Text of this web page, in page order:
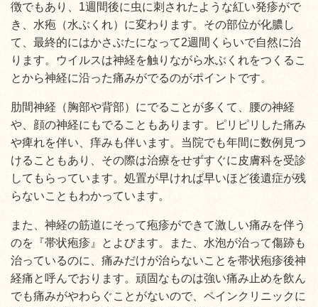
徴でもあり、1週間後に虫に刺されたような紅い発疹がで
き、水疱（水ぶくれ）に変わります。その部位が化膿し
て、最終的にはかさぶたになって2週間くらいで自然に治
ります。ウイルスは神経を触りながら水ぶくれをつくるこ
とから神経に沿った痛みがでるのがポイントです。
肋間神経（胸部や背部）にでることが多くて、腰の神経
や、顔の神経にもでることもあります。ピリピリした痛み
や痺れを伴い、痒みも伴います。当院でも年間に数例見つ
けることもあり、その際は治療をせずすぐに皮膚科を受診
してもらっています。処置が早ければ早いほど後遺症が残
らないこともわかっています。
また、神経の筋道にそって疱疹ができて激しい痛みを伴う
のを『帯状疱疹』とよびます。また、水泡が治って傷跡も
治っているのに、痛みだけが治らないことを帯状疱疹後神
経痛と呼んでおります。頑固なものは強い痛み止めを飲ん
でも痛みがやわらぐことがないので、ペインクリニックに